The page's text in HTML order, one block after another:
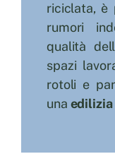
riciclata, è
rumori
qualità
spazi
rotoli e
una edilizia